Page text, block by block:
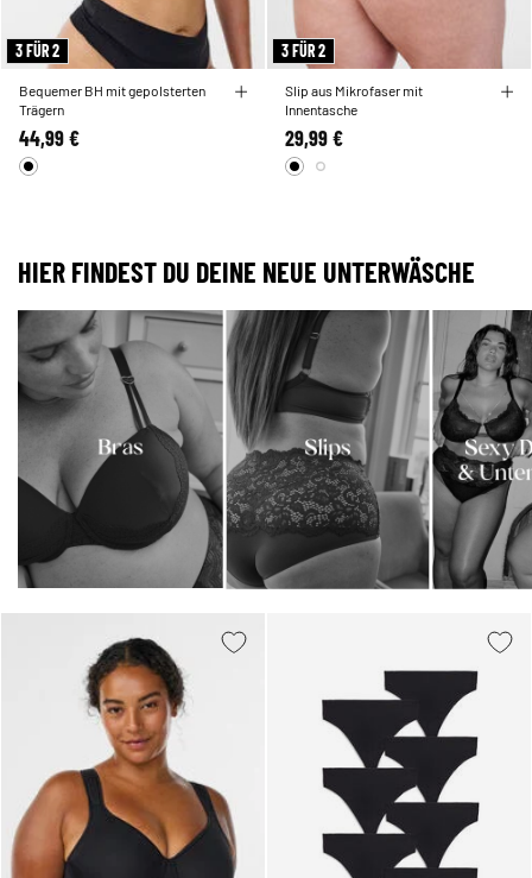
3 FÜR 2
Bequemer BH mit gepolsterten
Trägern
44,99 €
3 FÜR 2
Slip aus Mikrofaser mit
Innentasche
29,99 €
HIER FINDEST DU DEINE NEUE UNTERWÄSCHE